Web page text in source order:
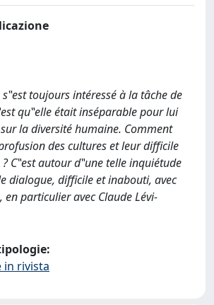
toujours intéressé à la tâche de
qu‟elle était inséparable pour lui
la diversité humaine. Comment
des cultures et leur difficile
C‟est autour d‟une telle inquiétude
dialogue, difficile et inabouti, avec
particulier avec Claude Lévi-
in rivista